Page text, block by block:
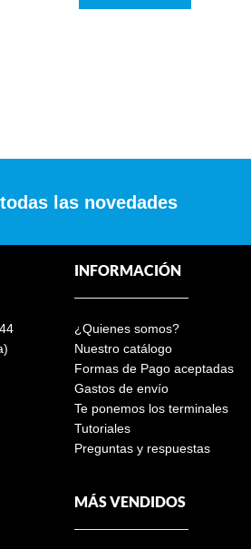
las novedades
INFORMACIÓN
¿Quienes somos?
Nuestro catálogo
Formas de Pago aceptadas
Gastos de envío
Te ponemos los terminales
Tutoriales
Preguntas y respuestas
MÁS VENDIDOS